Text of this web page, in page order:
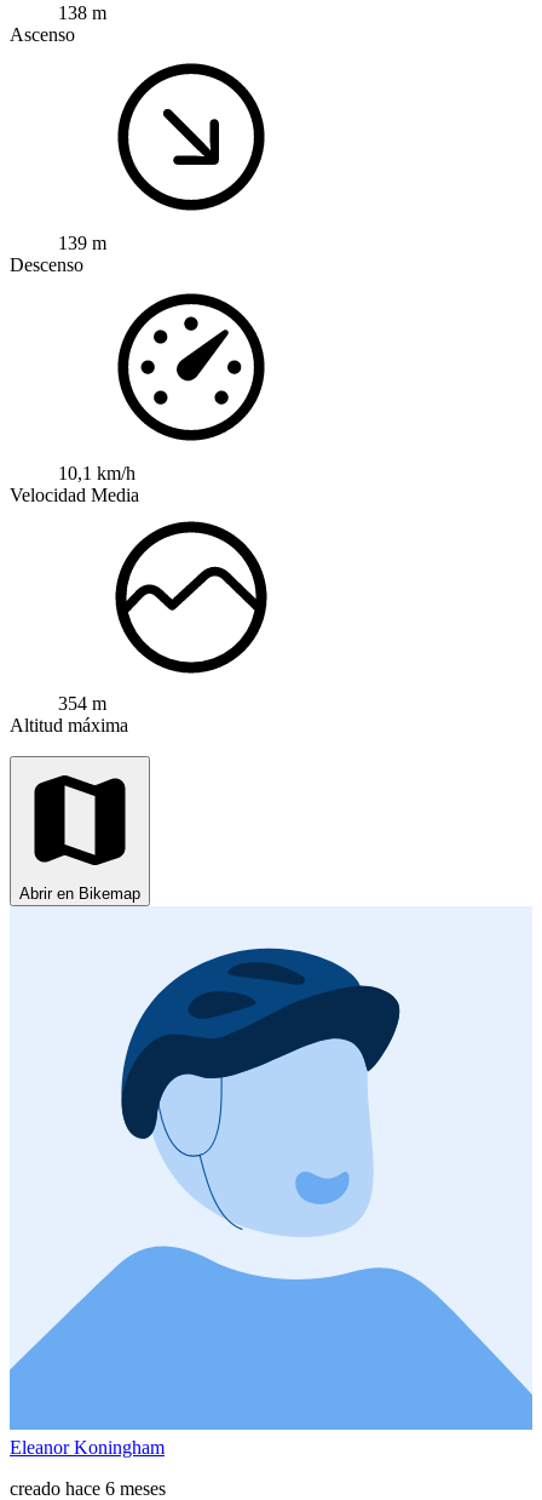
138 m
Ascenso
139 m
Descenso
10,1 km/h
Velocidad Media
354 m
Altitud máxima
Abrir en Bikemap
Eleanor Koningham
creado hace 6 meses